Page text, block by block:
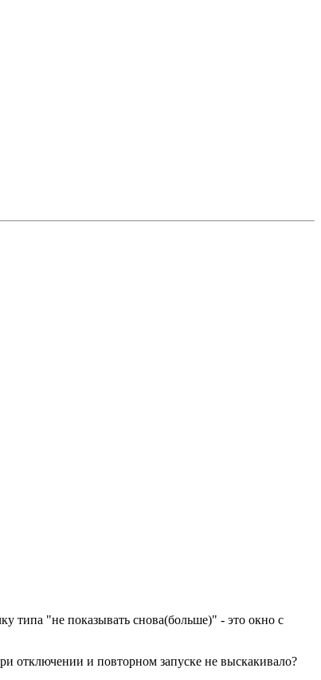
типа "не показывать снова(больше)" - это окно с
отключении и повторном запуске не выскакивало?